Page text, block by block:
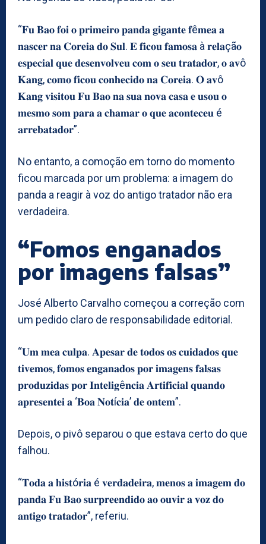
“𝐅𝐮 𝐁𝐚𝐨 𝐟𝐨𝐢 𝐨 𝐩𝐫𝐢𝐦𝐞𝐢𝐫𝐨 𝐩𝐚𝐧𝐝𝐚 𝐠𝐢𝐠𝐚𝐧𝐭𝐞 𝐟ê𝐦𝐞𝐚 𝐚
𝐧𝐚𝐬𝐜𝐞𝐫 𝐧𝐚 𝐂𝐨𝐫𝐞𝐢𝐚 𝐝𝐨 𝐒𝐮𝐥. 𝐄 𝐟𝐢𝐜𝐨𝐮 𝐟𝐚𝐦𝐨𝐬𝐚 à 𝐫𝐞𝐥𝐚çã𝐨
𝐞𝐬𝐩𝐞𝐜𝐢𝐚𝐥 𝐪𝐮𝐞 𝐝𝐞𝐬𝐞𝐧𝐯𝐨𝐥𝐯𝐞𝐮 𝐜𝐨𝐦 𝐨 𝐬𝐞𝐮 𝐭𝐫𝐚𝐭𝐚𝐝𝐨𝐫, 𝐨 𝐚𝐯ô
𝐊𝐚𝐧𝐠, 𝐜𝐨𝐦𝐨 𝐟𝐢𝐜𝐨𝐮 𝐜𝐨𝐧𝐡𝐞𝐜𝐢𝐝𝐨 𝐧𝐚 𝐂𝐨𝐫𝐞𝐢𝐚. 𝐎 𝐚𝐯ô
𝐊𝐚𝐧𝐠 𝐯𝐢𝐬𝐢𝐭𝐨𝐮 𝐅𝐮 𝐁𝐚𝐨 𝐧𝐚 𝐬𝐮𝐚 𝐧𝐨𝐯𝐚 𝐜𝐚𝐬𝐚 𝐞 𝐮𝐬𝐨𝐮 𝐨
𝐦𝐞𝐬𝐦𝐨 𝐬𝐨𝐦 𝐩𝐚𝐫𝐚 𝐚 𝐜𝐡𝐚𝐦𝐚𝐫 𝐨 𝐪𝐮𝐞 𝐚𝐜𝐨𝐧𝐭𝐞𝐜𝐞𝐮 é
𝐚𝐫𝐫𝐞𝐛𝐚𝐭𝐚𝐝𝐨𝐫”.
No entanto, a comoção em torno do momento
ficou marcada por um problema: a imagem do
panda a reagir à voz do antigo tratador não era
verdadeira.
“Fomos enganados
por imagens falsas”
José Alberto Carvalho começou a correção com
um pedido claro de responsabilidade editorial.
“𝐔𝐦 𝐦𝐞𝐚 𝐜𝐮𝐥𝐩𝐚. 𝐀𝐩𝐞𝐬𝐚𝐫 𝐝𝐞 𝐭𝐨𝐝𝐨𝐬 𝐨𝐬 𝐜𝐮𝐢𝐝𝐚𝐝𝐨𝐬 𝐪𝐮𝐞
𝐭𝐢𝐯𝐞𝐦𝐨𝐬, 𝐟𝐨𝐦𝐨𝐬 𝐞𝐧𝐠𝐚𝐧𝐚𝐝𝐨𝐬 𝐩𝐨𝐫 𝐢𝐦𝐚𝐠𝐞𝐧𝐬 𝐟𝐚𝐥𝐬𝐚𝐬
𝐩𝐫𝐨𝐝𝐮𝐳𝐢𝐝𝐚𝐬 𝐩𝐨𝐫 𝐈𝐧𝐭𝐞𝐥𝐢𝐠ê𝐧𝐜𝐢𝐚 𝐀𝐫𝐭𝐢𝐟𝐢𝐜𝐢𝐚𝐥 𝐪𝐮𝐚𝐧𝐝𝐨
𝐚𝐩𝐫𝐞𝐬𝐞𝐧𝐭𝐞𝐢 𝐚 ‘𝐁𝐨𝐚 𝐍𝐨𝐭í𝐜𝐢𝐚’ 𝐝𝐞 𝐨𝐧𝐭𝐞𝐦”.
Depois, o pivô separou o que estava certo do que
falhou.
“𝐓𝐨𝐝𝐚 𝐚 𝐡𝐢𝐬𝐭ó𝐫𝐢𝐚 é 𝐯𝐞𝐫𝐝𝐚𝐝𝐞𝐢𝐫𝐚, 𝐦𝐞𝐧𝐨𝐬 𝐚 𝐢𝐦𝐚𝐠𝐞𝐦 𝐝𝐨
𝐩𝐚𝐧𝐝𝐚 𝐅𝐮 𝐁𝐚𝐨 𝐬𝐮𝐫𝐩𝐫𝐞𝐞𝐧𝐝𝐢𝐝𝐨 𝐚𝐨 𝐨𝐮𝐯𝐢𝐫 𝐚 𝐯𝐨𝐳 𝐝𝐨
𝐚𝐧𝐭𝐢𝐠𝐨 𝐭𝐫𝐚𝐭𝐚𝐝𝐨𝐫”, referiu.